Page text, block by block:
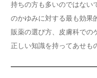
持ちの方も多いのではない
のかゆみに対する最も効果
販薬の選び方、皮膚科での
正しい知識を持ってあせも